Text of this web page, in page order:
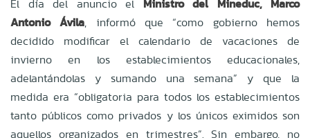
El día del anuncio el Ministro del Mineduc, Marco
Antonio Ávila, informó que “como gobierno hemos
decidido modificar el calendario de vacaciones de
invierno en los establecimientos educacionales,
adelantándolas y sumando una semana” y que la
medida era “obligatoria para todos los establecimientos
tanto públicos como privados y los únicos eximidos son
aquellos organizados en trimestres”. Sin embargo, no